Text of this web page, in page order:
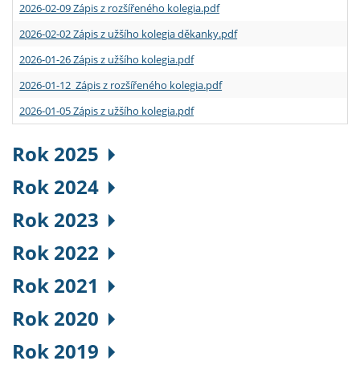
2026-02-09 Zápis z rozšířeného kolegia.pdf
2026-02-02 Zápis z užšího kolegia děkanky.pdf
2026-01-26 Zápis z užšího kolegia.pdf
2026-01-12 Zápis z rozšířeného kolegia.pdf
2026-01-05 Zápis z užšího kolegia.pdf
Rok 2025
Rok 2024
Rok 2023
Rok 2022
Rok 2021
Rok 2020
Rok 2019